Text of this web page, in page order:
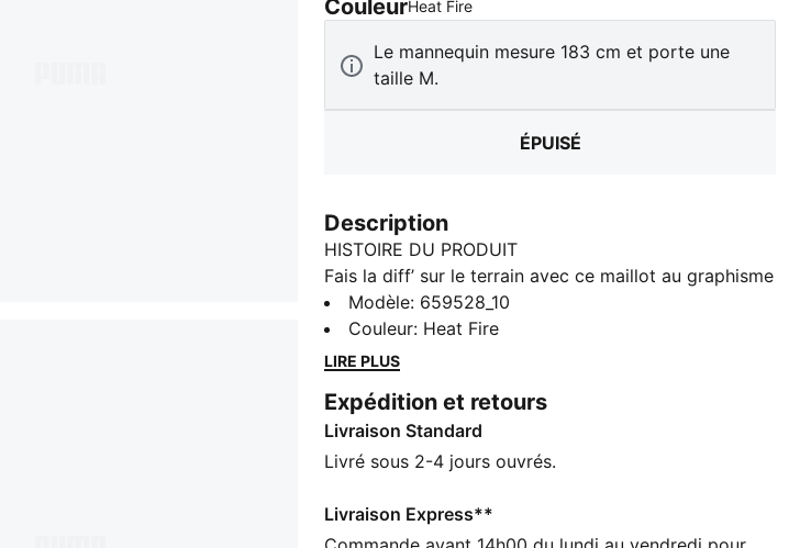
CouleurHeat Fire:
Le mannequin mesure 183 cm et porte une
taille M.
ÉPUISÉ
Description
HISTOIRE DU PRODUIT
Fais la diff’ sur le terrain avec ce maillot au graphisme
frais. Avec des manches contrastées et une coupe
cintrée permettant une totale amplitude de
mouvement, tu domineras la séance d’entraînement.
CARACTÉRISTIQUES + AVANTAGES
Fabriqué à partir de matériaux 100 % recyclés, hors
finitions et décorations
Coupe ajustée
140 g/m², interlock
Modèle: 659528_10
Couleur: Heat Fire
LIRE PLUS
Expédition et retours
Livraison Standard
Livré sous 2-4 jours ouvrés.
Livraison Express**